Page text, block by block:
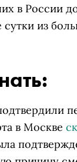
в России
из
в Москве